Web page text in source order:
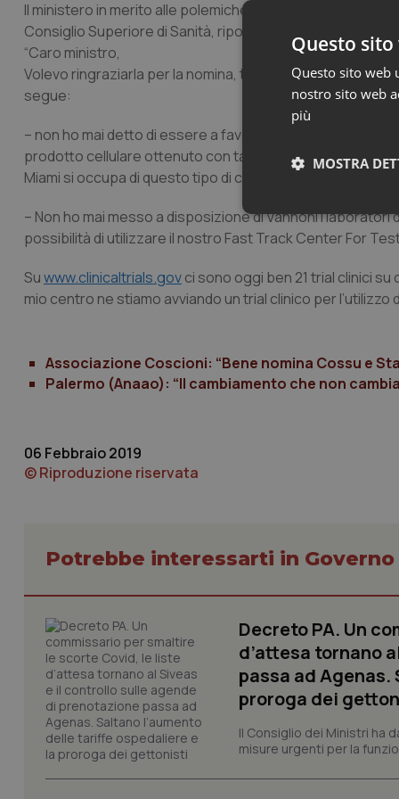
Il ministero in merito alle polemiche riguardo alla nomina
Consiglio Superiore di Sanità, riporta quanto comunicato
“Caro ministro,
Volevo ringraziarla per la nomina, tuttavia, in relazione a
segue:
– non ho mai detto di essere a favore di Vannoni o del
prodotto cellulare ottenuto con tale “metodo”. Avevo
Miami si occupa di questo tipo di controlli per distinguere
– Non ho mai messo a disposizione di Vannoni i
possibilità di utilizzare il nostro Fast Track Center For
Suwww.clinicaltrials.govci sono oggi ben 21 trial clinici
mio centro ne stiamo avviando un trial clinico per
Associazione Coscioni: “Bene nomina Cossu e
Palermo (Anaao): “Il cambiamento che non
06 Febbraio 2019
© Riproduzione riservata
Potrebbe interessarti in
Decreto PA. Un
d’attesa tornano
passa ad
proroga dei
Il Consiglio dei Ministri ha
misure urgenti per la
Questo
Questo sito web
nostro sito web
più
MOSTRA
e l'accesso alle aree
tracking-sites-
session-id
_ga